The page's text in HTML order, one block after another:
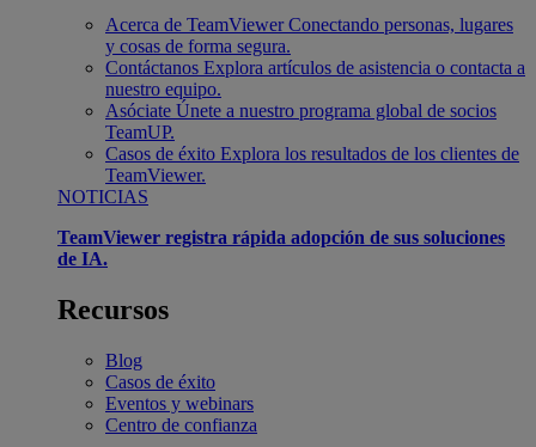
Acerca de TeamViewer Conectando personas, lugares
y cosas de forma segura.
Contáctanos Explora artículos de asistencia o contacta a
nuestro equipo.
Asóciate Únete a nuestro programa global de socios
TeamUP.
Casos de éxito Explora los resultados de los clientes de
TeamViewer.
NOTICIAS
TeamViewer registra rápida adopción de sus soluciones
de IA.
Recursos
Blog
Casos de éxito
Eventos y webinars
Centro de confianza